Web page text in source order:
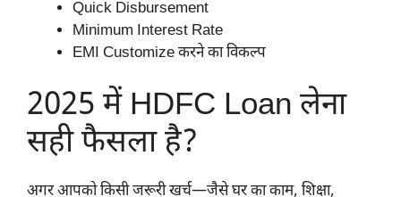
Quick Disbursement
Minimum Interest Rate
EMI Customize करने का विकल्प
2025 में HDFC Loan लेना
सही फैसला है?
अगर आपको किसी जरूरी खर्च—जैसे घर का काम, शिक्षा,